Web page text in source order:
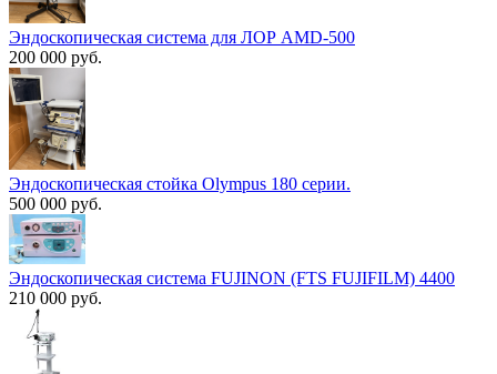
Эндоскопическая система для ЛОР AMD-500
200 000 руб.
Эндоскопическая стойка Olympus 180 серии.
500 000 руб.
Эндоскопическая система FUJINON (FTS FUJIFILM) 4400
210 000 руб.